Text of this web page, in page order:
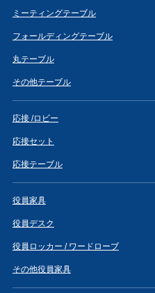
ミーティングテーブル
フォールディングテーブル
丸テーブル
その他テーブル
応接 /ロビー
応接セット
応接テーブル
役員家具
役員デスク
役員ロッカー / ワードローブ
その他役員家具